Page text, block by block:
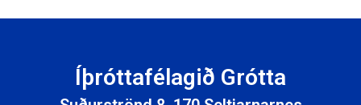
Íþróttafélagið Grótta